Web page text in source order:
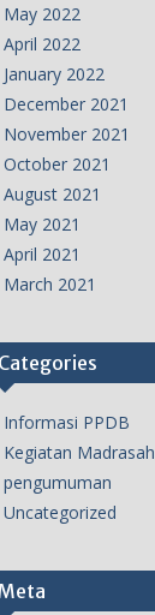
May 2022
April 2022
January 2022
December 2021
November 2021
October 2021
August 2021
May 2021
April 2021
March 2021
Categories
Informasi PPDB
Kegiatan Madrasah
pengumuman
Uncategorized